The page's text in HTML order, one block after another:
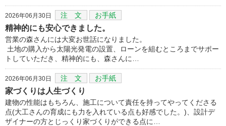
2026年06月30日 注 文 お手紙
精神的にも安心できました。
営業の森さんには大変お世話になりました。
土地の購入から太陽光発電の設置、ローンを組むところまでサポー
トしていただき、精神的にも、森さんに…
2026年06月30日 注 文 お手紙
家づくりは人生づくり
建物の性能はもちろん、施工について責任を持ってやってくださる
点(大工さんの育成にも力を入れている点も好感でした。)、設計デ
ザイナーの方とじっくり家づくりができる点に…